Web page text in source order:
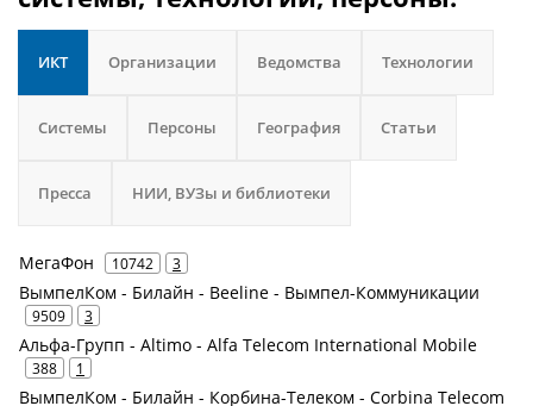
ИКТ Организации Ведомства Технологии
Системы Персоны География Статьи
Пресса НИИ, ВУЗы и библиотеки
МегаФон 10742 3
ВымпелКом - Билайн - Beeline - Вымпел-Коммуникации
9509 3
Альфа-Групп - Altimo - Alfa Telecom International Mobile
388 1
ВымпелКом - Билайн - Корбина-Телеком - Corbina Telecom